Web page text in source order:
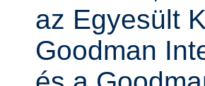
az Egyesült
Goodman